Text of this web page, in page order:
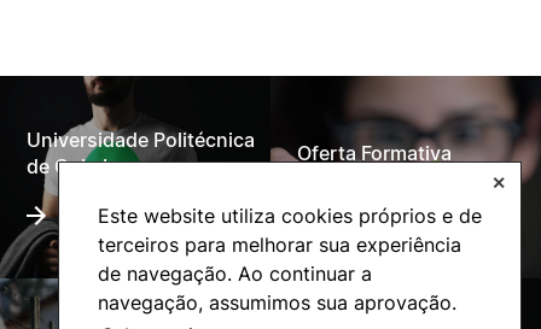
Este website utiliza cookies próprios e de
terceiros para melhorar sua experiência
de navegação. Ao continuar a
navegação, assumimos sua aprovação.
✕
Universidade Politécnica
de Coimbra
Oferta Formativa